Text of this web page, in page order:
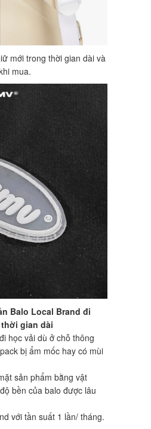
mới trong thời gian dài và
mua.
Balo Local Brand đi
gian dài
học vải dù ở chỗ thông
bị ẩm mốc hay có mùi
sản phẩm bằng vật
bền của balo được lâu
với tần suất 1 lần/ tháng.